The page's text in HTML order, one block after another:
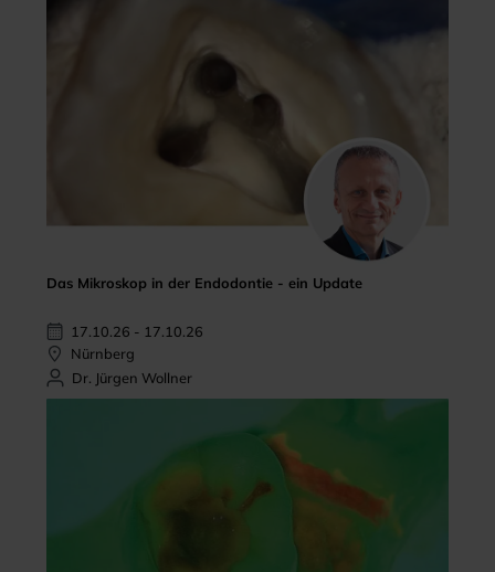
Das Mikroskop in der Endodontie - ein Update
17.10.26 - 17.10.26
Nürnberg
Dr. Jürgen Wollner